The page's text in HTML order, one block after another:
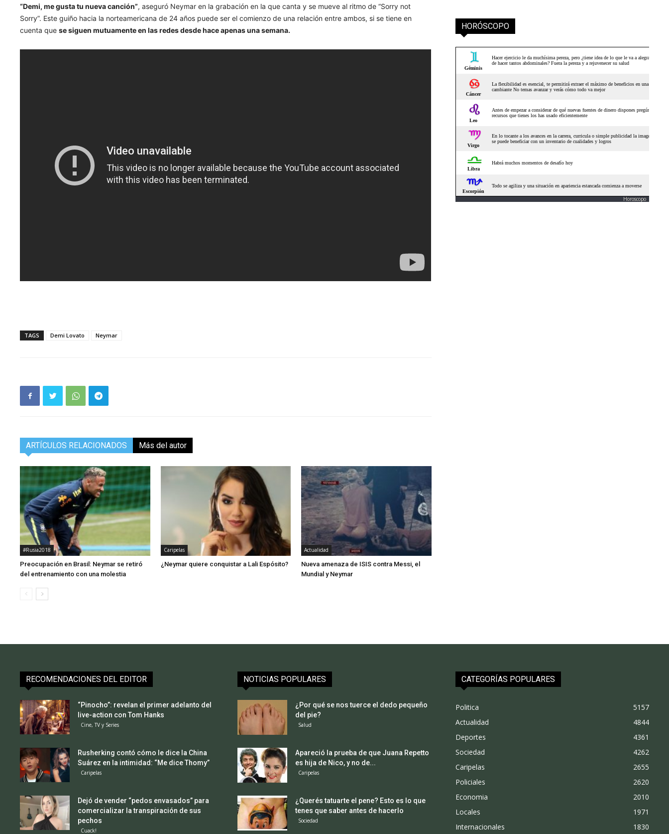
“Demi, me gusta tu nueva canción”, aseguró Neymar en la grabación en la que canta y se mueve al ritmo de “Sorry not
Sorry”. Este guiño hacia la norteamericana de 24 años puede ser el comienzo de una relación entre ambos, si se tiene en
cuenta quese siguen mutuamente en las redes desde hace apenas una semana.
TAGS Demi Lovato Neymar
ARTÍCULOS RELACIONADOS Más del autor
#Rusia2018
Preocupación en Brasil: Neymar se retiró
del entrenamiento con una molestia
Caripelas
¿Neymar quiere conquistar a Lali Espósito?
Actualidad
Nueva amenaza de ISIS contra Messi, el
Mundial y Neymar
HORÓSCOPO
Horoscopo
RECOMENDACIONES DEL EDITOR
“Pinocho”: revelan el primer adelanto del
live-action con Tom Hanks
Cine, TV y Series
Rusherking contó cómo le dice la China
Suárez en la intimidad: “Me dice Thomy”
Caripelas
Dejó de vender “pedos envasados” para
comercializar la transpiración de sus
pechos
Cuack!
NOTICIAS POPULARES
¿Por qué se nos tuerce el dedo pequeño
del pie?
Salud
Apareció la prueba de que Juana Repetto
es hija de Nico, y no de...
Caripelas
¿Querés tatuarte el pene? Esto es lo que
tenes que saber antes de hacerlo
Sociedad
CATEGORÍAS POPULARES
Politica
5157
Actualidad
4844
Deportes
4361
Sociedad
4262
Caripelas
2655
Policiales
2620
Economia
2010
Locales
1971
Internacionales
1830